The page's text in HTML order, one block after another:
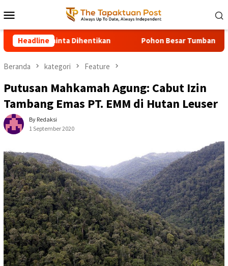
ke
kontenMobile
Headline Pohon Besar Tumbang Diterjang Angin Kencang
Beranda kategori Feature
Putusan Mahkamah Agung: Cabut Izin
Tambang Emas PT. EMM di Hutan Leuser
By Redaksi
1 September 2020